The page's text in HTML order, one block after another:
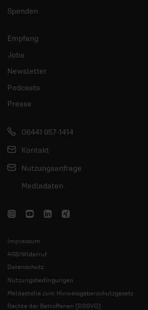
Spenden
Empfang
Jobs
Newsletter
Podcasts
Presse
06441 957-1414
Kontakt
Nutzungsanfrage
Mediadaten
Impressum
AGB/Widerruf
Datenschutz
Nutzungsbedingungen
Meldestelle zum Hinweisgeberschutzgesetz
Rechte der Betroffenen (DSGVO)